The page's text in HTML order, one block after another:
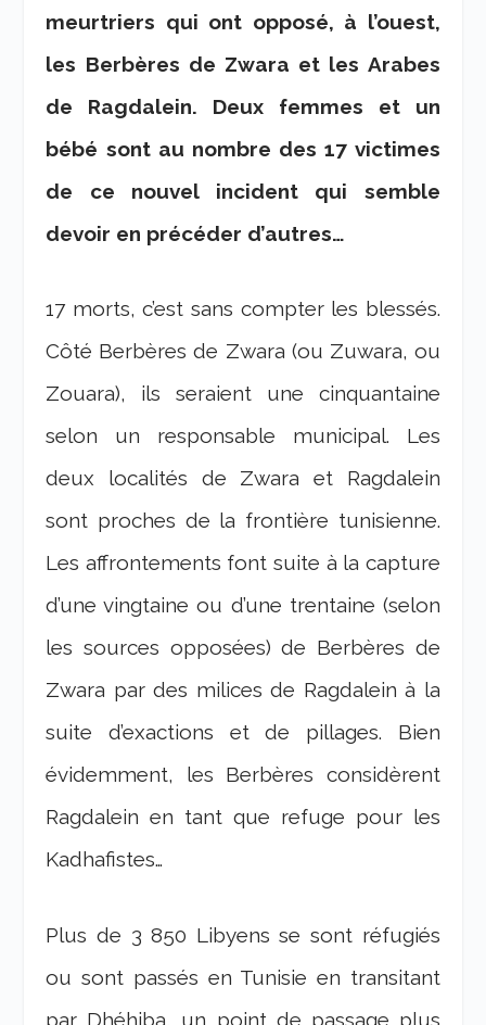
meurtriers qui ont opposé, à l’ouest,
les Berbères de Zwara et les Arabes
de Ragdalein. Deux femmes et un
bébé sont au nombre des 17 victimes
de ce nouvel incident qui semble
devoir en précéder d’autres…
17 morts, c’est sans compter les blessés.
Côté Berbères de Zwara (ou Zuwara, ou
Zouara), ils seraient une cinquantaine
selon un responsable municipal. Les
deux localités de Zwara et Ragdalein
sont proches de la frontière tunisienne.
Les affrontements font suite à la capture
d’une vingtaine ou d’une trentaine (selon
les sources opposées) de Berbères de
Zwara par des milices de Ragdalein à la
suite d’exactions et de pillages. Bien
évidemment, les Berbères considèrent
Ragdalein en tant que refuge pour les
Kadhafistes…
Plus de 3 850 Libyens se sont réfugiés
ou sont passés en Tunisie en transitant
par Dhéhiba, un point de passage plus